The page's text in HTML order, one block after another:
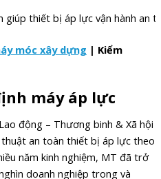
giúp thiết bị áp lực vận hành an
móc xây dựng | Kiểm
máy áp lực
động – Thương binh & Xã hội
an toàn thiết bị áp lực theo
năm kinh nghiệm, MT đã trở
doanh nghiệp trong và